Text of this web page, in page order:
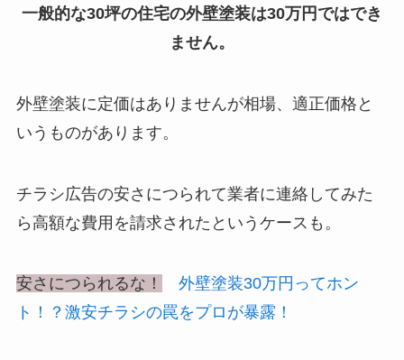
一般的な30坪の住宅の外壁塗装は30万円ではでき
ません。
外壁塗装に定価はありませんが相場、適正価格と
いうものがあります。
チラシ広告の安さにつられて業者に連絡してみた
ら高額な費用を請求されたというケースも。
安さにつられるな！
外壁塗装30万円ってホン
ト！？激安チラシの罠をプロが暴露！